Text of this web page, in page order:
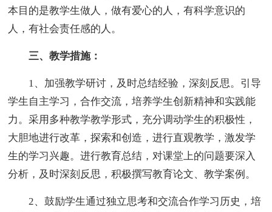
本目的是教学生做人，做有爱心的人，有科学意识的
人，有社会责任感的人。
三、教学措施：
1、加强教学研讨，及时总结经验，深刻反思。引导
学生自主学习，合作交流，培养学生创新精神和实践能
力。采用多种教学教学形式，充分调动学生的积极性，
大胆地进行改革，探索和创造，进行直观教学，激发学
生的学习兴趣。进行教育总结，对课堂上的问题要深入
分析，及时深刻反思，积极撰写教育论文、教学案例。
2、鼓励学生通过独立思考和交流合作学习历史，培